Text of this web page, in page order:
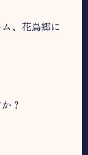
、花鳥郷に
？